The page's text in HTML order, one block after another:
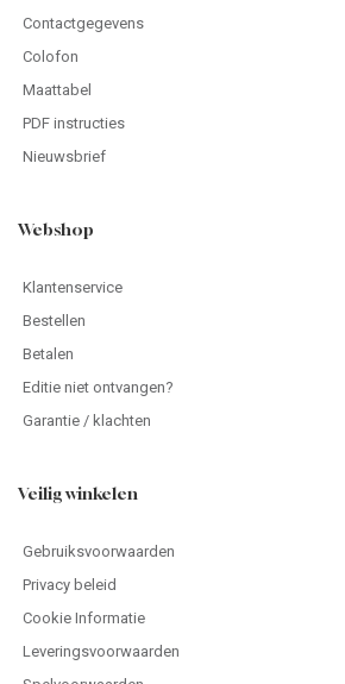
Contactgegevens
Colofon
Maattabel
PDF instructies
Nieuwsbrief
Webshop
Klantenservice
Bestellen
Betalen
Editie niet ontvangen?
Garantie / klachten
Veilig winkelen
Gebruiksvoorwaarden
Privacy beleid
Cookie Informatie
Leveringsvoorwaarden